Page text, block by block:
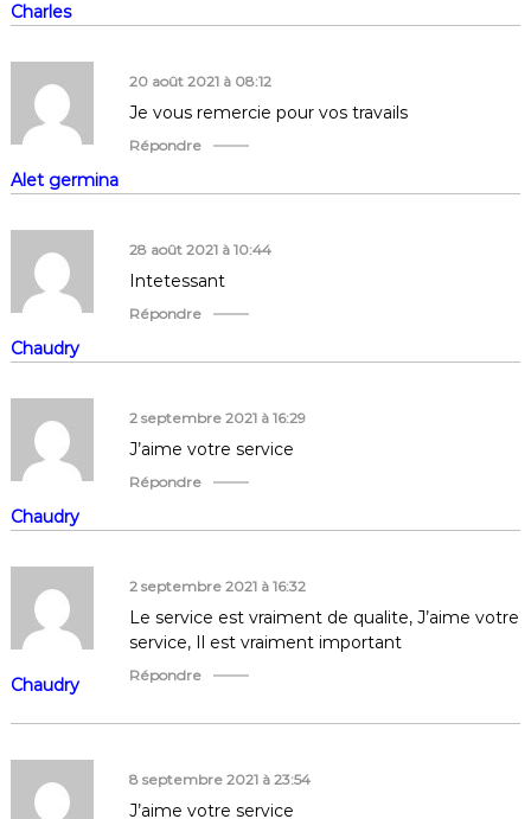
Charles
Alet germina
20 août 2021 à 08:12
Je vous remercie pour vos travails
Répondre
Chaudry
28 août 2021 à 10:44
Intetessant
Répondre
Chaudry
2 septembre 2021 à 16:29
J’aime votre service
Répondre
Chaudry
2 septembre 2021 à 16:32
Le service est vraiment de qualite, J’aime votre
service, Il est vraiment important
Répondre
8 septembre 2021 à 23:54
J’aime votre service